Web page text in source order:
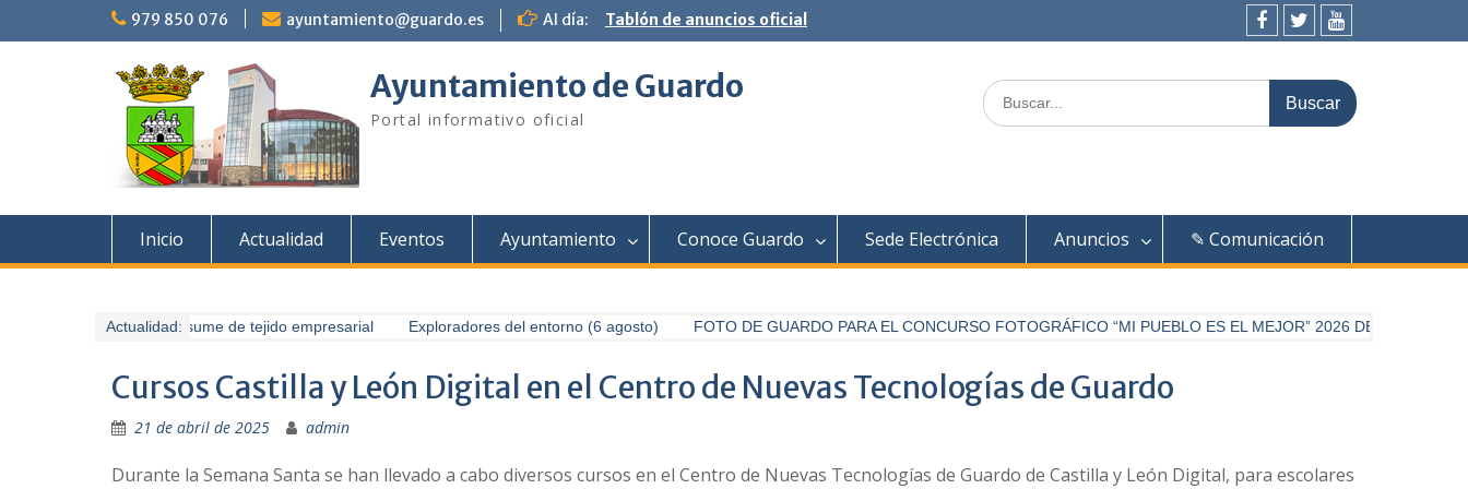
979 850 076 ayuntamiento@guardo.es Al día:
Tablón de anuncios oficial
Facebook
TwitterYoutube
Ayuntamiento de Guardo
Portal informativo oficial
Buscar:
Inicio Actualidad Eventos Ayuntamiento Conoce Guardo Sede Electrónica Anuncios ✎ Comunicación
Actualidad:
Guardo presume de tejido empresarial Exploradores del entorno (6 agosto) FOTO DE GUARDO PARA EL CONCURSO FOTOGRÁFICO “MI PUEBLO ES EL MEJOR” 2026 DE DIARIO
Cursos Castilla y León Digital en el Centro de Nuevas Tecnologías de Guardo
21 de abril de 2025 admin
Durante la Semana Santa se han llevado a cabo diversos cursos en el Centro de Nuevas Tecnologías de Guardo de Castilla y León Digital, para escolares